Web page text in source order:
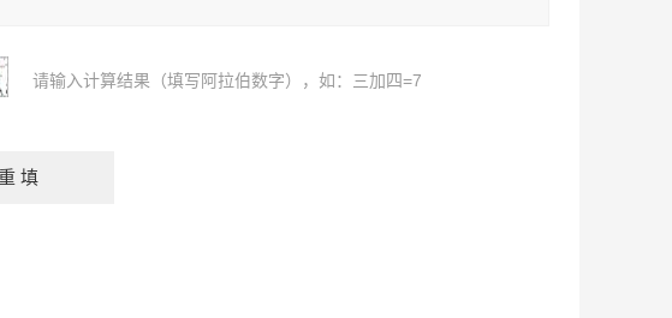
请输入计算结果（填写阿拉伯数字），如：三加四=7